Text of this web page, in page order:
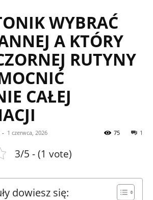
WYBRAĆ
A KTÓRY
RUTYNY
CAŁEJ
- 1 czerwca, 2026 1
75
3/5 - (1 vote)
dowiesz się: